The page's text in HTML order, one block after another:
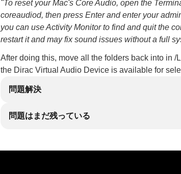
"To reset your Mac's Core Audio, open the
coreaudiod, then press Enter and enter your
you can use Activity Monitor to find and quit the
restart it and may fix sound issues without a full
After doing this, move all the folders back into in
the Dirac Virtual Audio Device is available for
問題解決
問題はまだ残っている